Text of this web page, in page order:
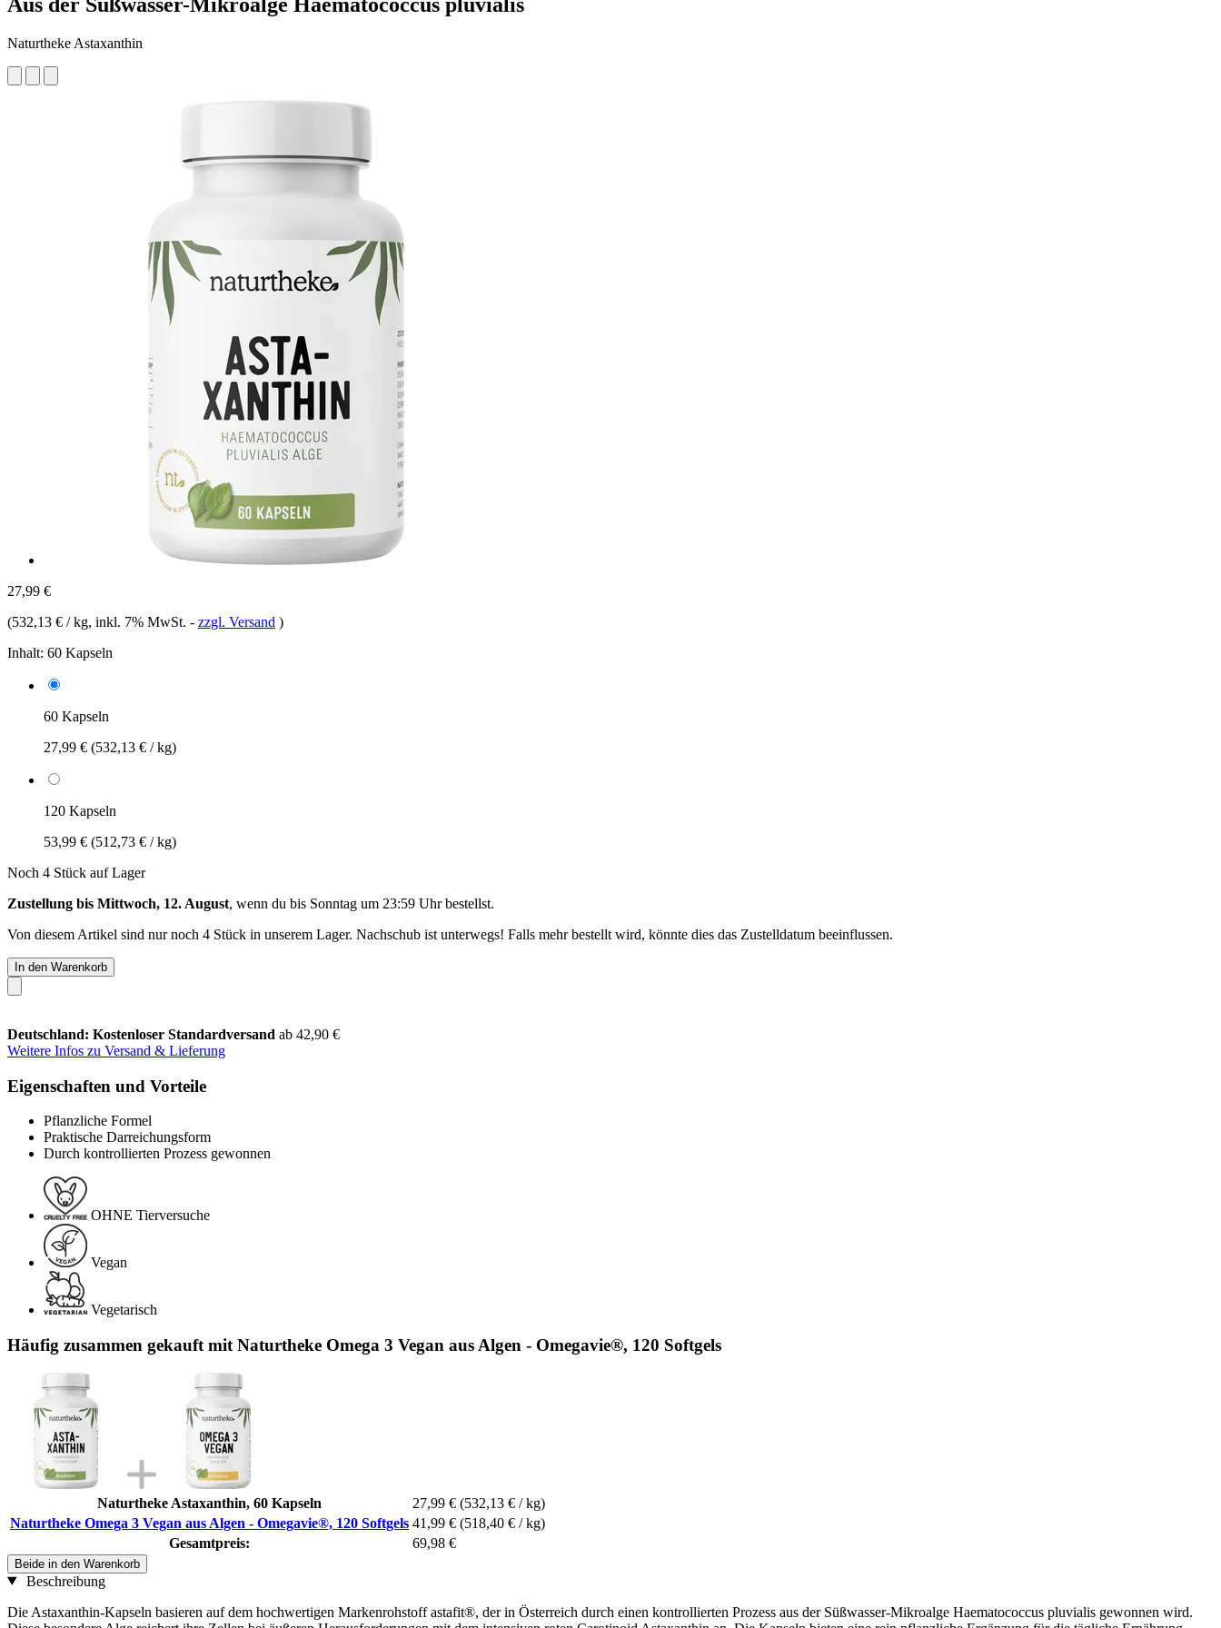
Naturtheke Astaxanthin
27,99 €
(532,13 € / kg, inkl. 7% MwSt. - zzgl. Versand )
Inhalt: 60 Kapseln
60 Kapseln
27,99 € (532,13 € / kg)
120 Kapseln
53,99 € (512,73 € / kg)
Noch 4 Stück auf Lager
Zustellung bis Mittwoch, 12. August, wenn du bis Sonntag um 23:59 Uhrbestellst.
Von diesem Artikel sind nur noch 4 Stück in unserem Lager. Nachschub ist unterwegs! Falls mehr bestellt wird, könnte dies das Zustelldatum beeinflussen.
In den Warenkorb
Deutschland: Kostenloser Standardversand ab 42,90 €
Weitere Infos zu Versand & Lieferung
Eigenschaften und Vorteile
Pflanzliche Formel
Praktische Darreichungsform
Durch kontrollierten Prozess gewonnen
OHNE Tierversuche
Vegan
Vegetarisch
Häufig zusammen gekauft mit Naturtheke Omega 3 Vegan aus Algen - Omegavie®, 120 Softgels
Naturtheke Astaxanthin, 60 Kapseln 27,99 € (532,13 € / kg)
Naturtheke Omega 3 Vegan aus Algen - Omegavie®, 120 Softgels 41,99 € (518,40 € / kg)
Gesamtpreis:
69,98 €
Beide in den Warenkorb
Beschreibung
Die Astaxanthin-Kapseln basieren auf dem hochwertigen Markenrohstoff astafit®, der in Österreich durch einen kontrollierten Prozess aus der Süßwasser-Mikroalge Haematococcus pluvialis gewonnen wird.